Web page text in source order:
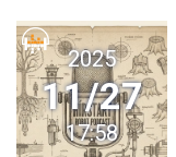
MI AZ A ROBOT
2025
11/27
17:58